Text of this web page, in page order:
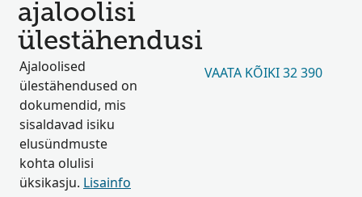
ajaloolisi
ülestähendusi
Ajaloolised
ülestähendused on
dokumendid, mis
sisaldavad isiku
elusündmuste
kohta olulisi
üksikasju. Lisainfo
VAATA KÕIKI 32 390